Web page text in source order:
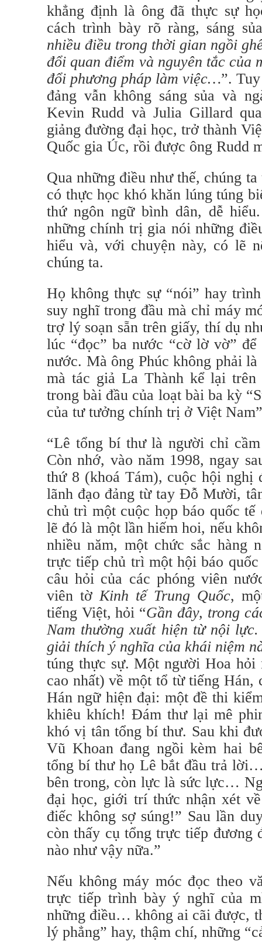
khẳng định là ông đã thực sự
cách trình bày rõ ràng, sáng
nhiều điều trong thời gian ngồi
đổi quan điểm và nguyên tắc của
đổi phương pháp làm việc…”.
đảng vẫn không sáng sủa và
Kevin Rudd và Julia Gillard
giảng đường đại học, trở thành
Quốc gia Úc, rồi được ông Rudd
Qua những điều như thế, chúng
có thực học khó khăn lúng túng
thứ ngôn ngữ bình dân, dễ
những chính trị gia nói những
hiểu và, với chuyện này, có lẽ
chúng ta.
Họ không thực sự “nói” hay
suy nghĩ trong đầu mà chỉ máy
trợ lý soạn sẵn trên giấy, thí dụ
lúc “đọc” ba nước “cờ lờ vờ”
nước. Mà ông Phúc không phải
mà tác giả La Thành kể lại trên
trong bài đầu của loạt bài ba kỳ
của tư tưởng chính trị ở Việt
“Lê tổng bí thư là người chỉ
Còn nhớ, vào năm 1998, ngay
thứ 8 (khoá Tám), cuộc hội nghị
lãnh đạo đảng từ tay Đỗ Mười,
chủ trì một cuộc họp báo quốc
lẽ đó là một lần hiếm hoi, nếu
nhiều năm, một chức sắc hàng
trực tiếp chủ trì một hội báo
câu hỏi của các phóng viên
viên tờKinh tế Trung Quốc,
tiếng Việt, hỏi “Gần đây, trong
Nam thường xuất hiện từ nội
giải thích ý nghĩa của khái niệm
túng thực sự. Một người Hoa
cao nhất) về một tổ từ tiếng Hán,
Hán ngữ hiện đại: một đề thi
khiêu khích! Đám thư lại mê
khó vị tân tổng bí thư. Sau khi
Vũ Khoan đang ngồi kèm hai
tổng bí thư họ Lê bắt đầu trả
bên trong, còn lực là sức lực…
đại học, giới trí thức nhận xét
điếc không sợ súng!” Sau lần
còn thấy cụ tổng trực tiếp đương
nào như vậy nữa.”
Nếu không máy móc đọc theo
trực tiếp trình bày ý nghĩ của
những điều… không ai cãi được,
lý phẳng” hay, thậm chí, những